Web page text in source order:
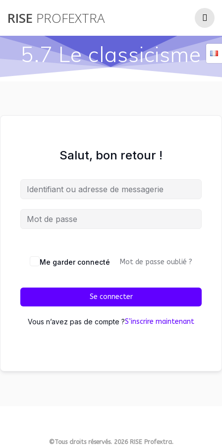
RISE PROFEXTRA
5.7 Le classicisme
Salut, bon retour !
Me garder connecté Mot de passe oublié ?
Se connecter
Vous n’avez pas de compte ?S’inscrire maintenant
©Tous droits réservés. 2026 RISE Profextra.